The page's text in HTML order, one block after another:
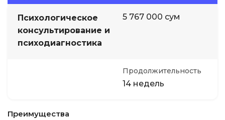
Психологическое
консультирование и
психодиагностика
5 767 000 сум
Продолжительность
14 недель
Преимущества